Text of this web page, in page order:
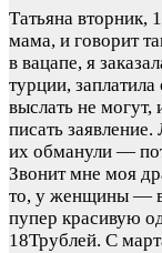
Татьяна вторник,
мама, и говорит
в вацапе, я
турции,
выслать не могут,
писать
их обманули —
Звонит мне моя
то, у женщины — в
пупер красивую
18Трублей. С